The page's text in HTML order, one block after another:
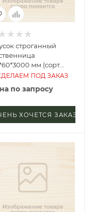
строганный
мм (сорт
ПОД ЗАКАЗ
по запросу
ХОЧЕТСЯ ЗАКАЗАТЬ